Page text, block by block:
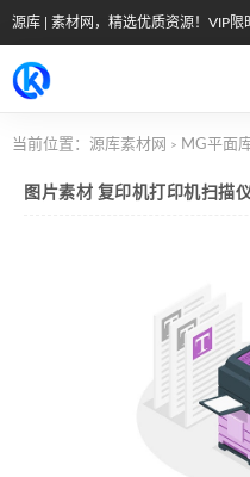
源库 | 素材网，精选优质资源！VIP限
当前位置： 源库素材网 > MG平面
图片素材 复印机打印机扫描